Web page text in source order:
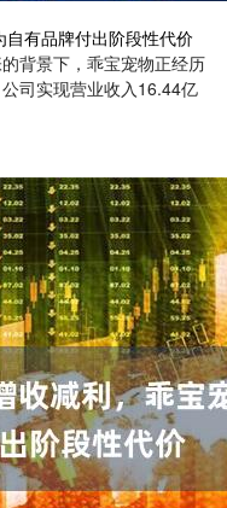
有品牌付出阶段性代价
背景下，乖宝宠物正经历
司实现营业收入16.44亿